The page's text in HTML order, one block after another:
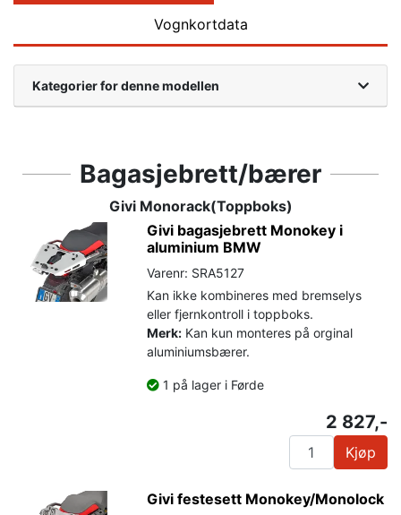
Vognkortdata
Kategorier for denne modellen
Bagasjebrett/bærer
Givi Monorack(Toppboks)
Givi bagasjebrett Monokey i
aluminium BMW
Varenr: SRA5127
Kan ikke kombineres med bremselys
eller fjernkontroll i toppboks.
Merk: Kan kun monteres på orginal
aluminiumsbærer.
1 på lager i Førde
2 827,-
Kjøp
Givi festesett Monokey/Monolock